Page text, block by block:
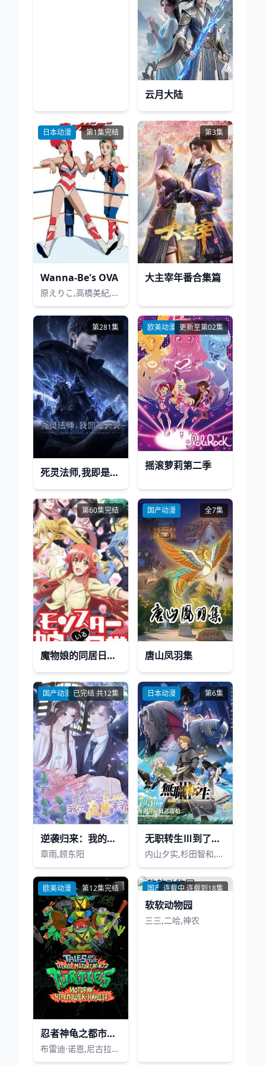
云月大陆
日本动漫 第1集完结
Wanna-Be's OVA
原えりこ,高橋美紀,山田栄子
第3集
大主宰年番合集篇
第281集
死灵法师,我即是天灾(2026)
欧美动漫 更新至第02集
摇滚萝莉第二季
第60集完结
魔物娘的同居日常小剧场
国产动漫 全7集
唐山凤羽集
国产动漫 已完结 共12集
逆袭归来：我的废柴老婆第一季
章雨,顾东阳
日本动漫 第6集
无职转生Ⅲ到了异世界就拿出真本事無職転生Ⅲ
内山夕实,杉田智和,小原好美,茅野爱衣,金元寿子,Lynn,会泽纱弥,高田忧希,鹤冈聪,逢坂良太,田中理惠,诸星堇,上田丽奈,兴津和幸,若山诗音,小山力也
欧美动漫 第12集完结
忍者神龟之都市传奇
布雷迪·诺恩,尼古拉斯·坎图,迈克·艾贝,小肖恩·布朗,阿尤·艾德维利
国产动漫连载中 连载到18集
软软动物园
三三,二哈,神农